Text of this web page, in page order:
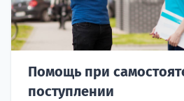
Помощь при
поступлении